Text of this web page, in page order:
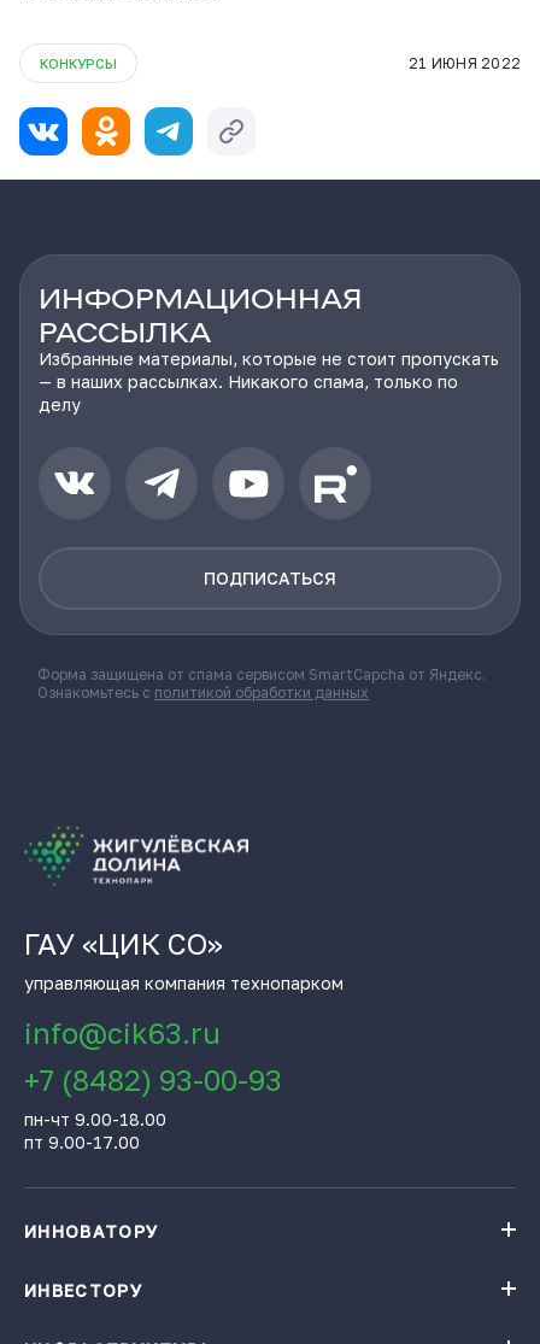
КОНКУРСЫ 21 ИЮНЯ 2022
ИНФОРМАЦИОННАЯ
РАССЫЛКА
Избранные материалы, которые не стоит пропускать
— в наших рассылках. Никакого спама, только по
делу
ПОДПИСАТЬСЯ
Форма защищена от спама сервисом SmartCapcha от Яндекс.
Ознакомьтесь с политикой обработки данных
ГАУ «ЦИК СО»
управляющая компания технопарком
info@cik63.ru
+7 (8482) 93-00-93
пн-чт 9.00-18.00
пт 9.00-17.00
ИННОВАТОРУ
База инновационных проектов
ИНВЕСТОРУ
Проекты резидентов Технопарка «Жигулевская долина»